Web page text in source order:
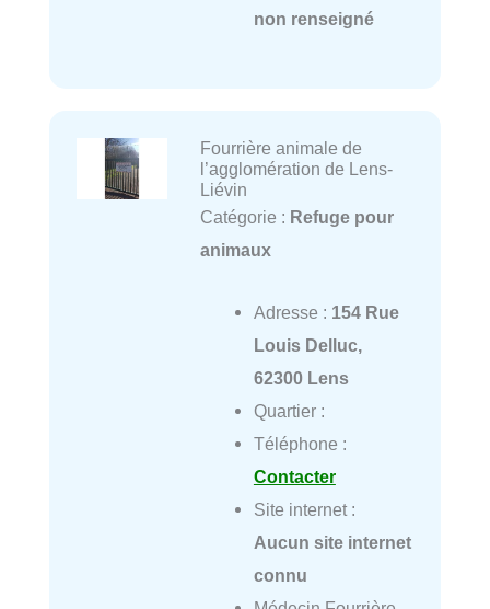
non renseigné
Fourrière animale de
l’agglomération de Lens-
Liévin
Catégorie : Refuge pour
animaux
Adresse : 154 Rue
Louis Delluc,
62300 Lens
Quartier :
Téléphone :
Contacter
Site internet :
Aucun site internet
connu